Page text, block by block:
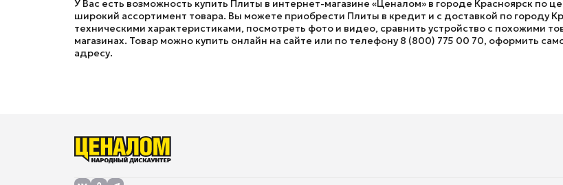
У Вас есть возможность купить Плиты в интернет-магазине «Ценалом» в городе Красноярск по
широкий ассортимент товара. Вы можете приобрести Плиты в кредит и с доставкой по городу
техническими характеристиками, посмотреть фото и видео, сравнить устройство с похожими
магазинах. Товар можно купить онлайн на сайте или по телефону 8 (800) 775 00 70, оформить
адресу.